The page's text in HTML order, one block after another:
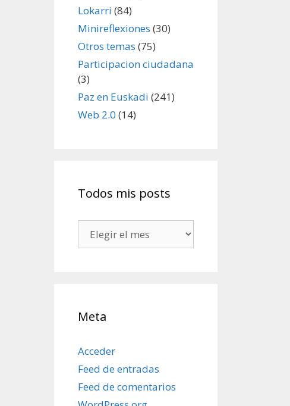
Lokarri (84)
Minireflexiones (30)
Otros temas (75)
Participacion ciudadana
(3)
Paz en Euskadi (241)
Web 2.0 (14)
Todos mis posts
mis
Meta
Acceder
Feed de entradas
Feed de comentarios